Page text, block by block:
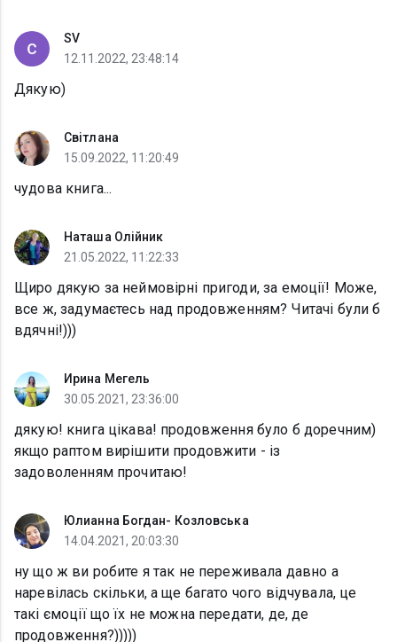
SV
12.11.2022, 23:48:14
Дякую)
Світлана
15.09.2022, 11:20:49
чудова книга...
Наташа Олійник
21.05.2022, 11:22:33
Щиро дякую за неймовірні пригоди, за емоції! Може,
все ж, задумаєтесь над продовженням? Читачі були б
вдячні!)))
Ирина Мегель
30.05.2021, 23:36:00
дякую! книга цікава! продовження було б доречним)
якщо раптом вирішити продовжити - із
задоволенням прочитаю!
Юлианна Богдан- Козловська
14.04.2021, 20:03:30
ну що ж ви робите я так не переживала давно а
наревілась скільки, а ще багато чого відчувала, це
такі ємоції що їх не можна передати, де, де
продовження?)))))